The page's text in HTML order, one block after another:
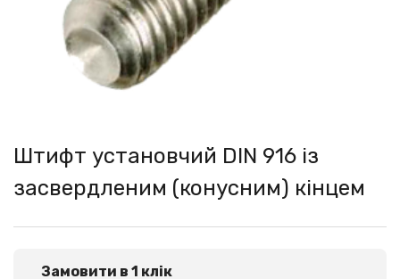
Штифт установчий DIN 916 із
засвердленим (конусним) кінцем
Замовити в 1 клік